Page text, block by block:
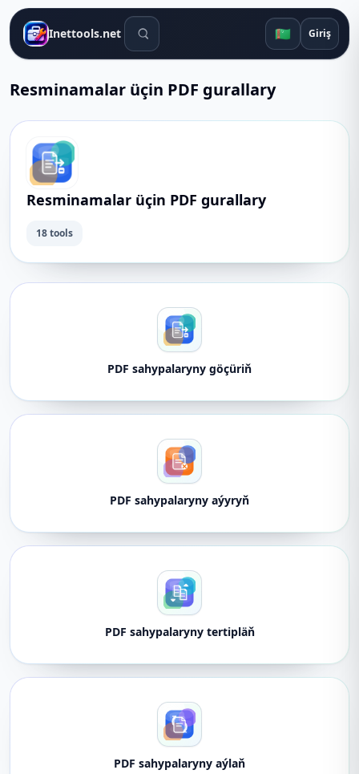
Inettools.net Gözleg gurallary 🇹🇲 Giriş
Resminamalar üçin PDF gurallary
Resminamalar üçin PDF gurallary
18 tools
PDF sahypalaryny göçüriň
PDF sahypalaryny aýyryň
PDF sahypalaryny tertipläň
PDF sahypalaryny aýlaň